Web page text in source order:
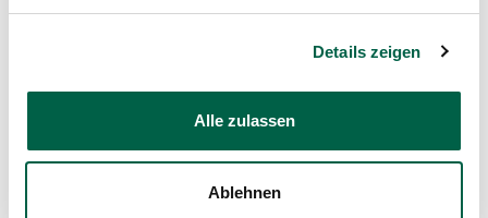
Details zeigen
Alle zulassen
Ablehnen
Christian Ernst